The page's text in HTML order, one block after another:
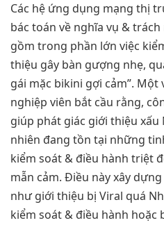
Các hệ ứng dụng mạng thị
bác toán về nghĩa vụ &
gồm trong phần lớn việc
thiệu gây bàn gượng nhẹ,
gái mặc bikini gợi cảm”. Một
nghiệp viên bắt cầu rằng,
giúp phát giác giới thiệu
nhiên đang tồn tại những
kiểm soát & điều hành triệt
mẫn cảm. Điều này xây
như giới thiệu bị Viral quá
kiểm soát & điều hành hoặc